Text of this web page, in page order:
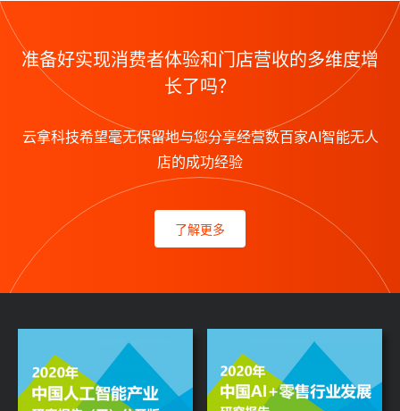
准备好实现消费者体验和门店营收的多维度增
长了吗？
云拿科技希望毫无保留地与您分享经营数百家AI智能无人
店的成功经验
了解更多